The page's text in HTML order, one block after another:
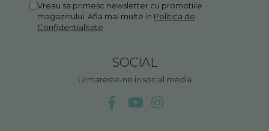
Vreau sa primesc newsletter cu promotiile
magazinului. Afla mai multe in Politica de
Confidentialitate
SOCIAL
Urmareste-ne in social media